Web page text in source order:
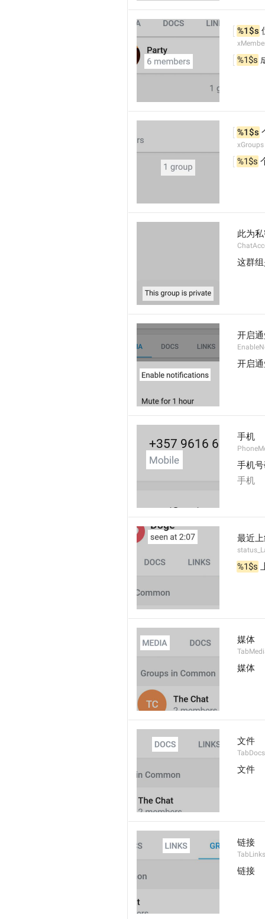
%1$s
%1$s
%1$s
xGroups
%1$s
此为
这群
开启
开启
手机
手机
手机
最近
%1$s
媒体
媒体
文件
TabDocs
文件
链接
TabLinks
链接